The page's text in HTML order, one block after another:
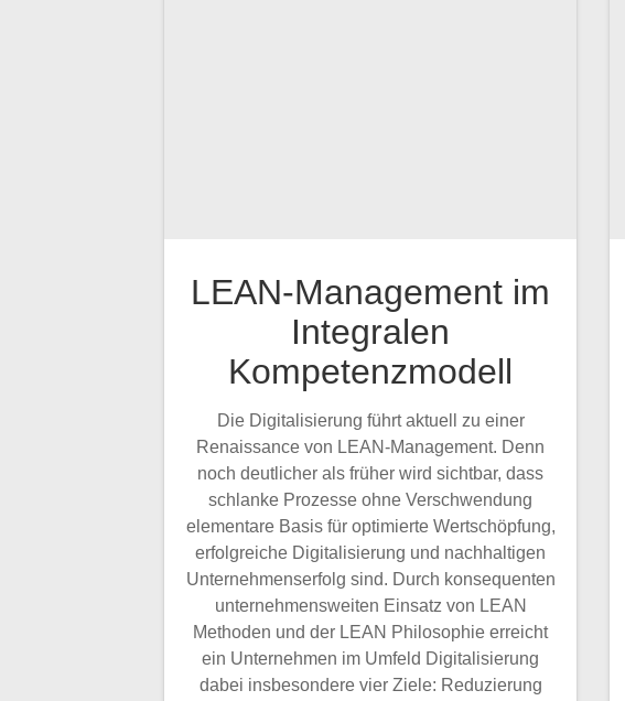
LEAN-Management im
Integralen
Kompetenzmodell
Die Digitalisierung führt aktuell zu einer
Renaissance von LEAN-Management. Denn
noch deutlicher als früher wird sichtbar, dass
schlanke Prozesse ohne Verschwendung
elementare Basis für optimierte Wertschöpfung,
erfolgreiche Digitalisierung und nachhaltigen
Unternehmenserfolg sind. Durch konsequenten
unternehmensweiten Einsatz von LEAN
Methoden und der LEAN Philosophie erreicht
ein Unternehmen im Umfeld Digitalisierung
dabei insbesondere vier Ziele: Reduzierung